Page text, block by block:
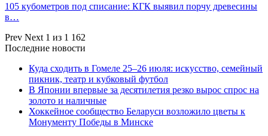
105 кубометров под списание: КГК выявил порчу древесины
в…
Prev Next 1 из 1 162
Последние новости
Куда сходить в Гомеле 25–26 июля: искусство, семейный
пикник, театр и кубковый футбол
В Японии впервые за десятилетия резко вырос спрос на
золото и наличные
Хоккейное сообщество Беларуси возложило цветы к
Монументу Победы в Минске